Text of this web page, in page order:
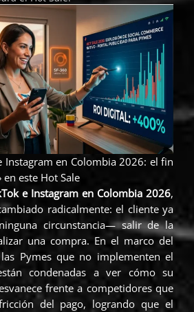
o
n
t
w
i
t
t
r
o
n
k
e
d
n
Instagram en Colombia 2026: el fin
este Hot Sale
e Instagram en Colombia 2026,
radicalmente: el cliente ya
circunstancia— salir de la
una compra. En el marco del
Pymes que no implementen el
condenadas a ver cómo su
frente a competidores que
del pago, logrando que el